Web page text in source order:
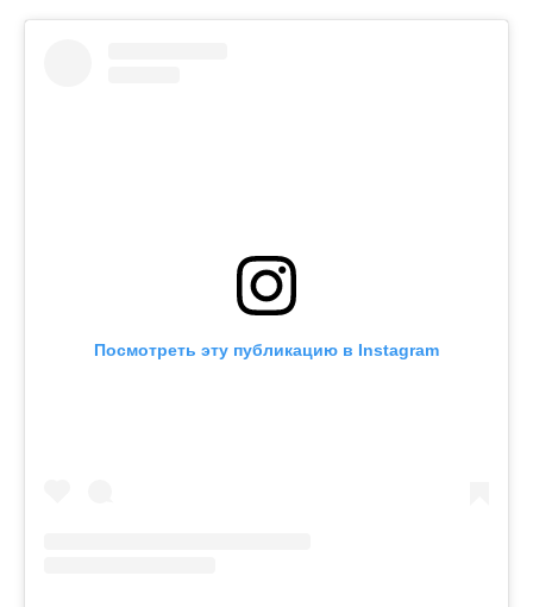
Посмотреть эту публикацию в Instagram